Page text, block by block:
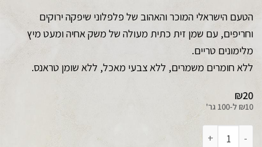
הטעם הישראלי המוכר והאהוב של פלפלוני שיפקה ירוקים
וחריפים, עם שמן זית כתית מעולה של משק אחיה ומעט מיץ
מלימונים טריים.
ללא חומרים משמרים, ללא צבעי מאכל, ללא שומן טראנס.
₪20
₪10 ל-100 גר'